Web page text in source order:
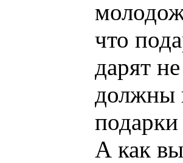
что
дарят
должны
А как